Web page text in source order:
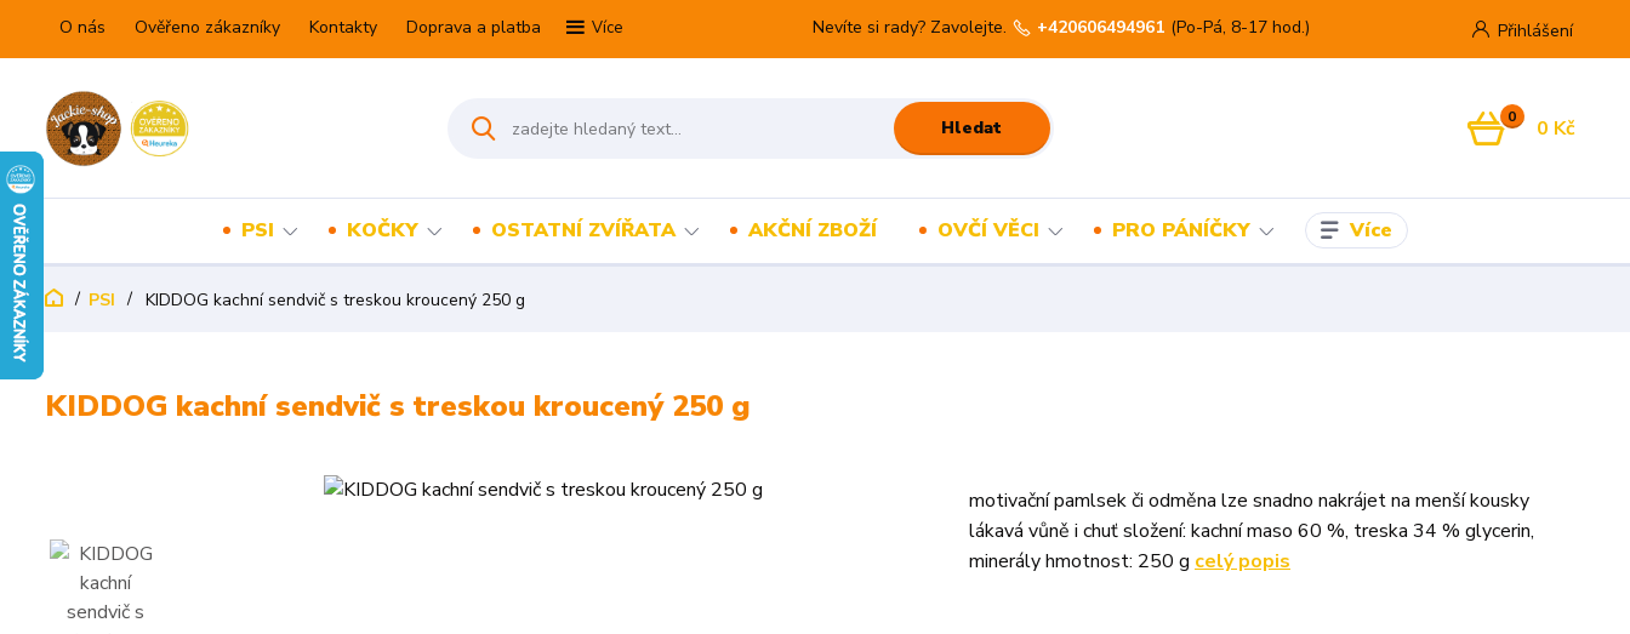
O nás Ověřeno zákazníky Kontakty Doprava a platba Více Přihlášení
Hledat
Nevíte si rady? Zavolejte. +420606494961 (Po-Pá, 8-17 hod.)
0 0 Kč
PSI KOČKY OSTATNÍ ZVÍŘATA AKČNÍ ZBOŽÍ OVČÍ VĚCI PRO PÁNÍČKY Více
PSI KIDDOG kachní sendvič s treskou kroucený 250 g
KIDDOG kachní sendvič s treskou kroucený 250 g
motivační pamlsek či odměna lze snadno nakrájet na menší kousky
lákavá vůně i chuť složení: kachní maso 60 %, treska 34 % glycerin,
minerály hmotnost: 250 g celý popis